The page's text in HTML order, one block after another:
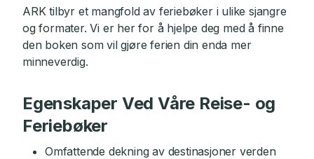
ARK tilbyr et mangfold av feriebøker i ulike sjangre
og formater. Vi er her for å hjelpe deg med å finne
den boken som vil gjøre ferien din enda mer
minneverdig.
Egenskaper Ved Våre Reise- og
Feriebøker
Omfattende dekning av destinasjoner verden